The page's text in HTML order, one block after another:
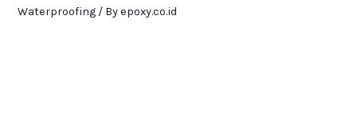
Waterproofing / Byepoxy.co.id